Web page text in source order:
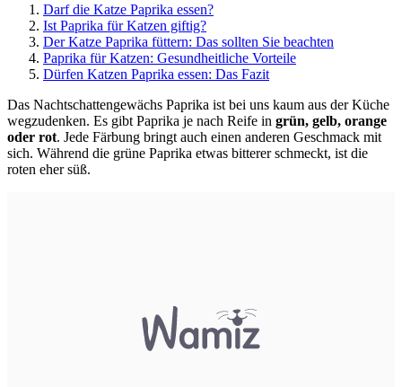
Darf die Katze Paprika essen?
Ist Paprika für Katzen giftig?
Der Katze Paprika füttern: Das sollten Sie beachten
Paprika für Katzen: Gesundheitliche Vorteile
Dürfen Katzen Paprika essen: Das Fazit
Das Nachtschattengewächs Paprika ist bei uns kaum aus der Küche
wegzudenken. Es gibt Paprika je nach Reife in grün, gelb, orange
oder rot. Jede Färbung bringt auch einen anderen Geschmack mit
sich. Während die grüne Paprika etwas bitterer schmeckt, ist die
roten eher süß.